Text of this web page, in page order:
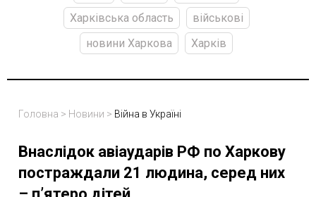
Харківська область
військові
новини Харкова
Харків
Головна > Новини > Війна в Україні
Внаслідок авіаударів РФ по Харкову
постраждали 21 людина, серед них